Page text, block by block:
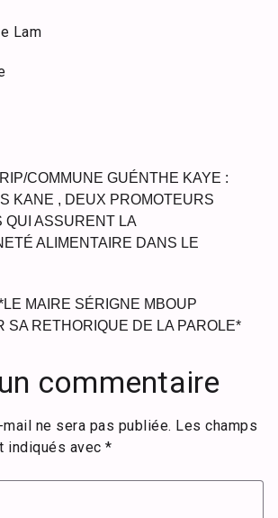
Lam
COMMUNE GUÉNTHE KAYE :
KANE , DEUX PROMOTEURS
QUI ASSURENT LA
ALIMENTAIRE DANS LE
MAIRE SÉRIGNE MBOUP
SA RETHORIQUE DE LA PAROLE*
commentaire
ne sera pas publiée. Les champs
indiqués avec *